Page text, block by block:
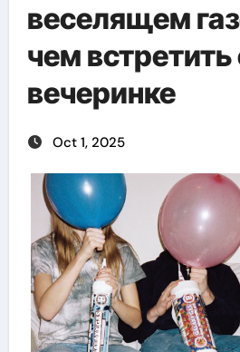
веселящем
чем встретить
вечеринке
Oct 1, 2025